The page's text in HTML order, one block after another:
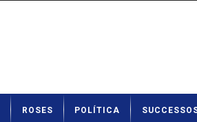
ROSES POLÍTICA